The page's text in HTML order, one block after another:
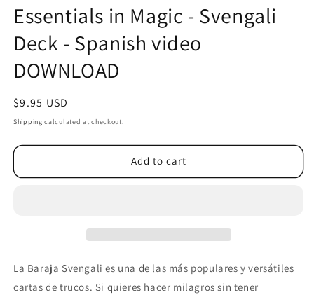
Essentials in Magic - Svengali
Deck - Spanish video
DOWNLOAD
Regular
price
$9.95 USD
Shipping calculated at checkout.
Add to cart
La Baraja Svengali es una de las más populares y versátiles
cartas de trucos. Si quieres hacer milagros sin tener